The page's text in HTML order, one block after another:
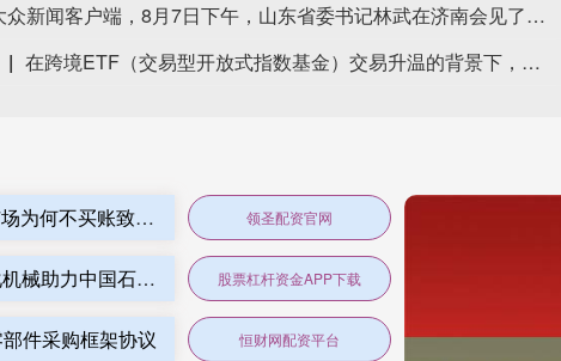
据大众新闻客户端，8月7日下午，山东省委书记林武在济南会见了国家电投集团董事长、党组书记刘明胜一行。林武、刘明胜分别介绍了山东省、国家电投集团发展情况，围绕加快核能产业发展、探索核电直连算力发展路径、优化海上风电布局、推进新能源装备产业发展等交换了意见，表示将在良好合作的基础上，持续深化务实合作，加快重大项目谋划建设，推动更多优质资源在山东聚集，促进双方合作向更广空间、更深层次迈进。会见后，山东省人民政府与国家电投集团签署战略合作协议。根据协议，双方将聚焦胶东半岛核能开发、海陆风光基地建设、能源科技创新等加大合作力度，加快推动山东能源绿色低碳转型，助力经济社会高质量发展。
在跨境ETF（交易型开放式指数基金）交易升温的背景下，部分产品二级市场交易价格较IOPV（基金份额参考净值）出现较大幅度溢价。8月7日，多家公募机构发布公告，提示旗下跨境ETF溢价风险并实施临时停牌，包括纳指科技ETF景顺、中韩半导体ETF华泰柏瑞等产品。Wind数据显示，截至8月7日，共有20只跨境ETF的IOPV溢价率超过5%，其中11只产品溢价率超过10%，最高达24.69%。多家基金公司提醒投资者，应密切关注二级市场交易价格溢价风险，审慎作出投资决策。（证券日报）
领圣配资官网 古驰新创意总监确定，市场为何不买账致母公司股价大跌？ 领圣配资官网
股票杠杆资金APP下载 首战告捷！石化机械助力中国石化中东首个钻井大包项目高效完钻 股票杠杆资金APP下载
件采购框架协议 恒财网配资平台